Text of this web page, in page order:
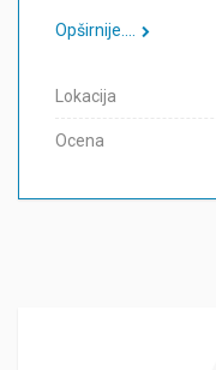
Opširnije....
Lokacija
Ocena